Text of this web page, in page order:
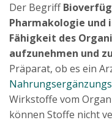
Der Begriff
Pharmakologie und
Fähigkeit des
aufzunehmen und
Präparat, ob es ein
Wirkstoffe vom
können Stoffe nicht